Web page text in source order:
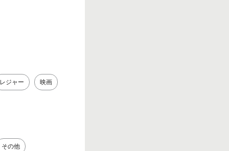
レジャー 映画
その他